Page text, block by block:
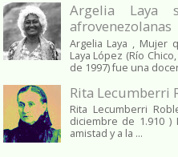
Argelia Laya
afrovenezolanas
Argelia Laya , Mujer
Laya López (Río
de 1997) fue una
Rita Lecumberri
Rita Lecumberri
diciembre de 1.910 )
amistad y a la ...